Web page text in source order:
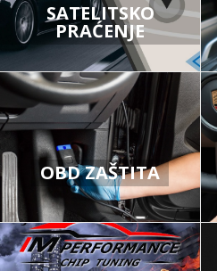
SATELITSKO
PRAĆENJE
OBD ZAŠTITA